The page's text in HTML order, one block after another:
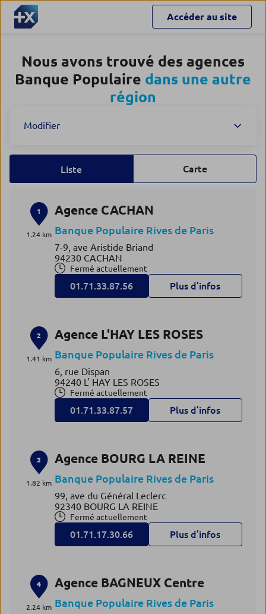
Accéder au site
Nous avons trouvé des agences
Banque Populaire dans une autre
région
Modifier
Liste Carte
1
1.24 km
Agence CACHAN
Banque Populaire Rives de Paris
7-9, ave Aristide Briand
94230 CACHAN
Fermé actuellement
01.71.33.87.56 Plus d’infos
2
1.41 km
Agence L'HAY LES ROSES
Banque Populaire Rives de Paris
6, rue Dispan
94240 L' HAY LES ROSES
Fermé actuellement
01.71.33.87.57 Plus d’infos
3
1.82 km
Agence BOURG LA REINE
Banque Populaire Rives de Paris
99, ave du Général Leclerc
92340 BOURG LA REINE
Fermé actuellement
01.71.17.30.66 Plus d’infos
4
2.24 km
Agence BAGNEUX Centre
Banque Populaire Rives de Paris